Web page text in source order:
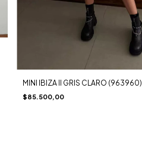
MINI IBIZA II GRIS CLARO (963960)
$85.500,00